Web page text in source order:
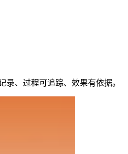
、过程可追踪、效果有依据。